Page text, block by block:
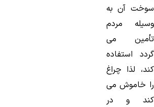
سوخت آن به
وسیله مردم
تأمین می
گردد استفاده
كند، لذا چراغ
را خاموش می
كند و در